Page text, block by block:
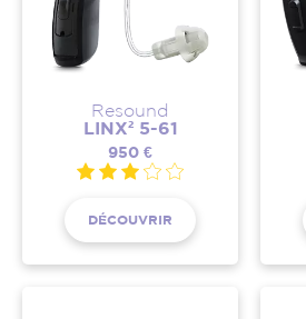
Resound
LINX² 5-61
950 €
DÉCOUVRIR